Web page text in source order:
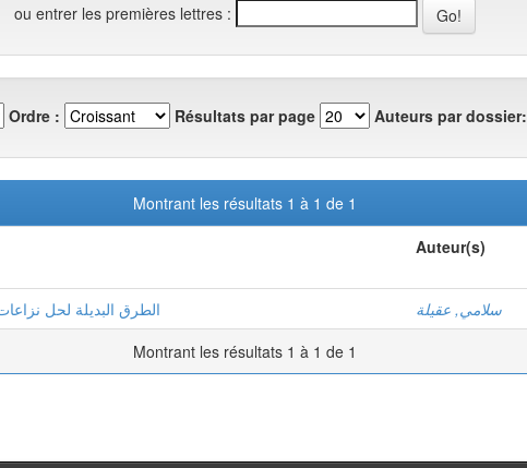
ou entrer les premières lettres :
Ordre : Résultats par page Auteurs par dossier:
Montrant les résultats 1 à 1 de 1
Auteur(s)
الطرق البديلة لحل نزاعات
سلامي, عقيلة
Montrant les résultats 1 à 1 de 1